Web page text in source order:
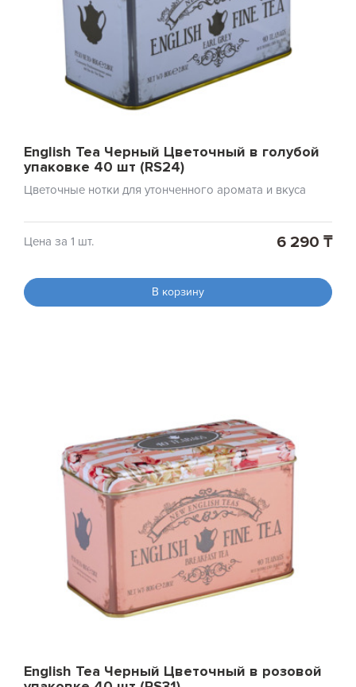
English Tea Черный Цветочный в голубой
упаковке 40 шт (RS24)
Цветочные нотки для утонченного аромата и вкуса
Цена за 1 шт. 6 290 ₸
В корзину
English Tea Черный Цветочный в розовой